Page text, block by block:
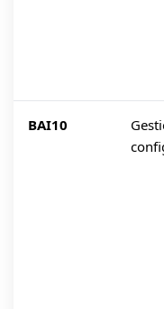
BAI10